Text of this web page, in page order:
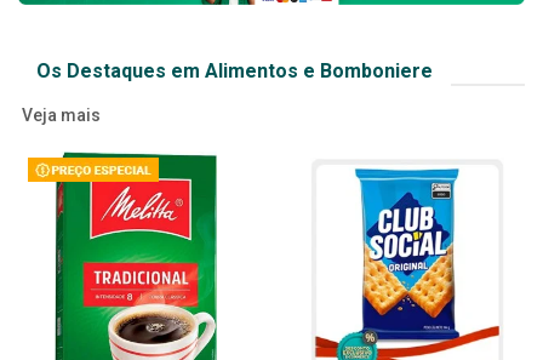
Os Destaques em Alimentos e Bomboniere
Veja mais